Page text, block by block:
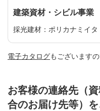
建築資材・シビル事業
採光建材：ポリカナミイ
電子カタログもございます
お客様の連絡先（
合のお届け先等）を